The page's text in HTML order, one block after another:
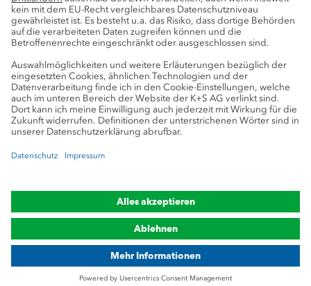
Pressekontakte
K+S-Newsletter
K+S Fanshop
Bergbaulexikon
myK+S Kundenportal
Datenschutz Cookie-Einstellungen Impressum
Compliance Markenhinweis
© 2019-2026 K+S Aktiengesellschaft